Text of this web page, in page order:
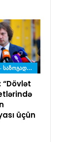
CƏMIYYƏT – ᲡᲐᲖᲝᲒᲐᲓᲝᲔᲑᲐ
“Dövlət
üçün